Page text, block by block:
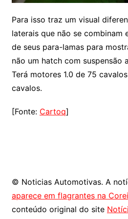
Para isso traz um visual
laterais que não se combinam
de seus para-lamas para
não um hatch com suspensão
Terá motores 1.0 de 75
cavalos.
[Fonte: Cartoq]
© Noticias Automotivas. A
aparece em flagrantes na
conteúdo original do site